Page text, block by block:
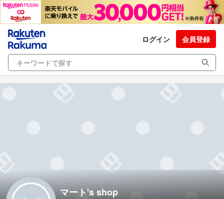
ログイン 会員登録
マート's shop